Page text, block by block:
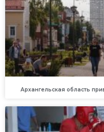
Архангельская область